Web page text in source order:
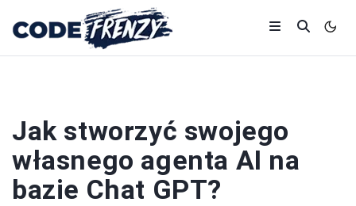
Jak stworzyć swojego
własnego agenta AI na
bazie Chat GPT?